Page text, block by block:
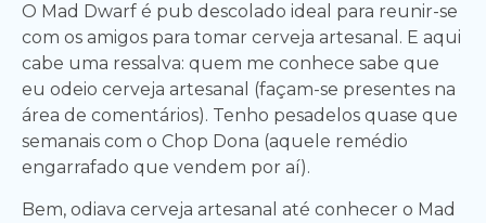
O Mad Dwarf é pub descolado ideal para reunir-se
com os amigos para tomar cerveja artesanal. E aqui
cabe uma ressalva: quem me conhece sabe que
eu odeio cerveja artesanal (façam-se presentes na
área de comentários). Tenho pesadelos quase que
semanais com o Chop Dona (aquele remédio
engarrafado que vendem por aí).
Bem, odiava cerveja artesanal até conhecer o Mad